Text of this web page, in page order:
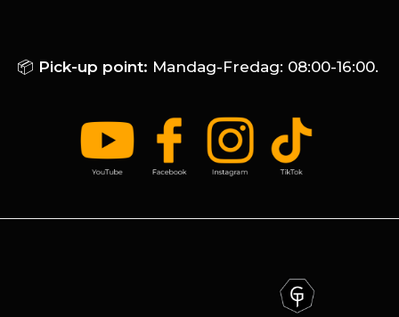
📦 Pick-up point: Mandag-Fredag: 08:00-16:00.